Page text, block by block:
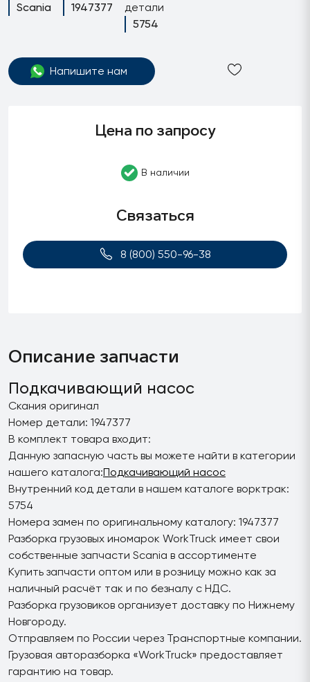
Scania
1947377
детали
5754
Напишите нам
Цена по запросу
В наличии
Связаться
8 (800) 550-96-38
Описание запчасти
Подкачивающий насос
Скания оригинал
Номер детали: 1947377
В комплект товара входит:
Данную запасную часть вы можете найти в категории
нашего каталога:Подкачивающий насос
Внутренний код детали в нашем каталоге ворктрак:
5754
Номера замен по оригинальному каталогу: 1947377
Разборка грузовых иномарок WorkTruck имеет свои
собственные запчасти Scania в ассортименте
Купить запчасти оптом или в розницу можно как за
наличный расчёт так и по безналу с НДС.
Разборка грузовиков организует доставку по Нижнему
Новгороду.
Отправляем по России через Транспортные компании.
Грузовая авторазборка «WorkTruck» предоставляет
гарантию на товар.